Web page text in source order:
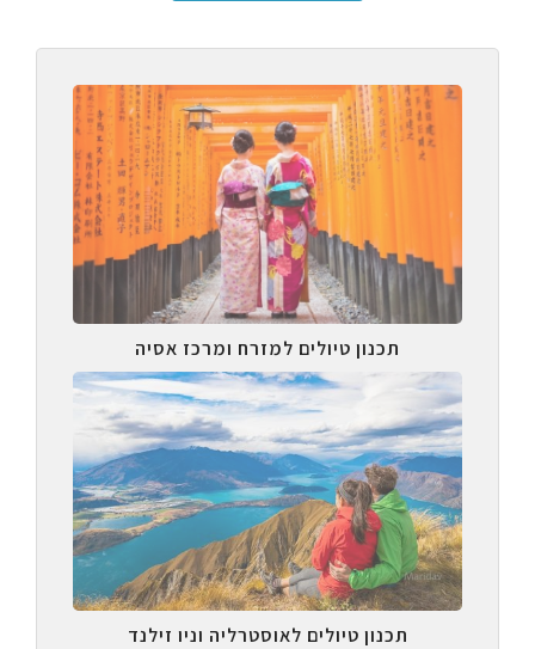
תכנון טיולים למזרח ומרכז אסיה
תכנון טיולים לאוסטרליה וניו זילנד